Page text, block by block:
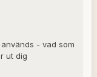
- vad som
ut dig